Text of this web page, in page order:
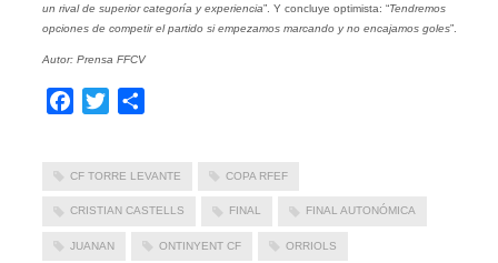
un rival de superior categoría y experiencia”. Y concluye optimista: “Tendremos
opciones de competir el partido si empezamos marcando y no encajamos goles”.
Autor: Prensa FFCV
Facebook
Twitter
CF TORRE LEVANTE COPA RFEF
CRISTIAN CASTELLS FINAL FINAL AUTONÓMICA
JUANAN ONTINYENT CF ORRIOLS